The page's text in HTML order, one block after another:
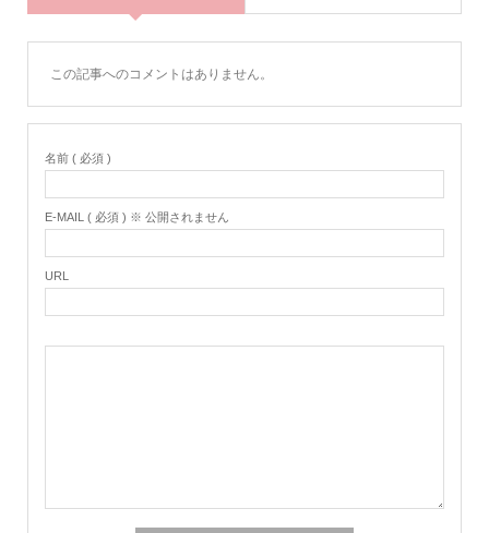
この記事へのコメントはありません。
名前 ( 必須 )
E-MAIL ( 必須 ) ※ 公開されません
URL